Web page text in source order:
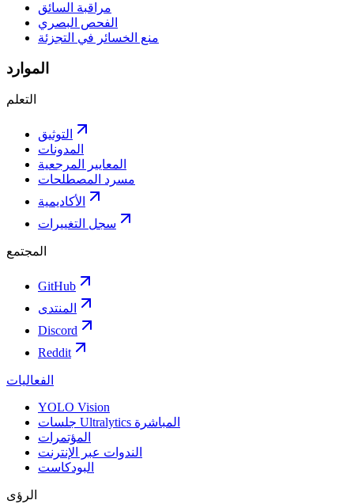
مراقبة السائق
الفحص البصري
منع الخسائر في التجزئة
الموارد
التعلم
التوثيق
المدونات
المعايير المرجعية
مسرد المصطلحات
الأكاديمية
سجل التغييرات
المجتمع
GitHub
المنتدى
Discord
Reddit
الفعاليات
YOLO Vision
جلسات Ultralytics المباشرة
المؤتمرات
الندوات عبر الإنترنت
البودكاست
الرؤى